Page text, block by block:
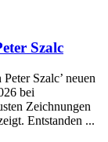
Szalc
Szalc’ neuen
bei
Zeichnungen
Entstanden ...